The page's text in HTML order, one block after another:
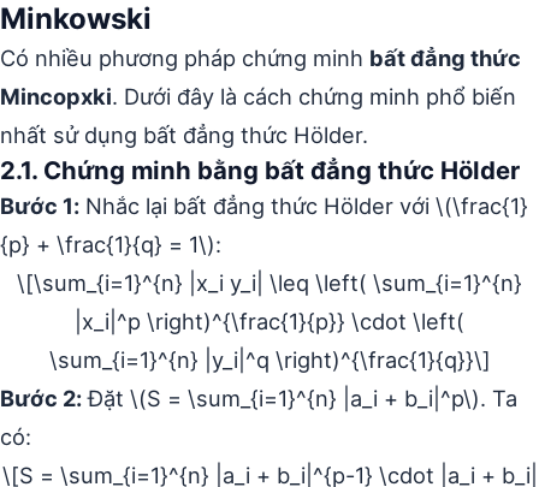
Minkowski
Có nhiều phương pháp chứng minh bất đẳng thức
Mincopxki. Dưới đây là cách chứng minh phổ biến
nhất sử dụng bất đẳng thức Hölder.
2.1. Chứng minh bằng bất đẳng thức Hölder
Bước 1: Nhắc lại bất đẳng thức Hölder với \(\frac{1}
{p} + \frac{1}{q} = 1\):
\[\sum_{i=1}^{n} |x_i y_i| \leq \left( \sum_{i=1}^{n}
|x_i|^p \right)^{\frac{1}{p}} \cdot \left(
\sum_{i=1}^{n} |y_i|^q \right)^{\frac{1}{q}}\]
Bước 2:Đặt \(S = \sum_{i=1}^{n} |a_i + b_i|^p\). Ta
có:
\[S = \sum_{i=1}^{n} |a_i + b_i|^{p-1} \cdot |a_i + b_i|